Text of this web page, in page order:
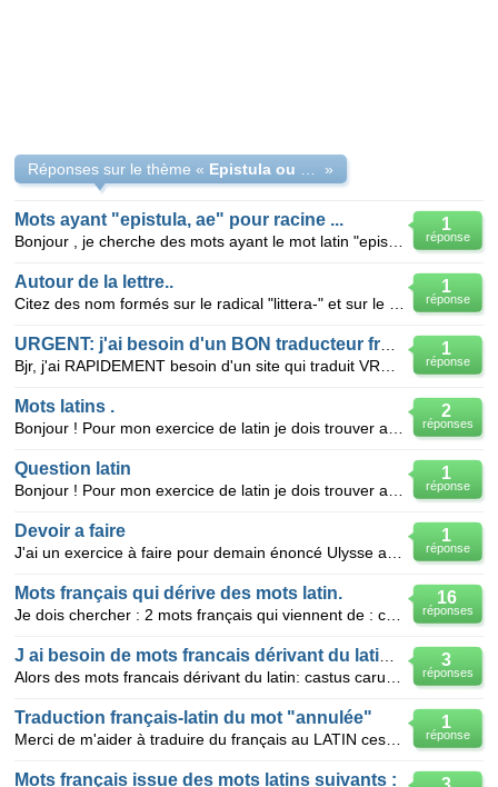
Réponses sur le thème « »
1
réponse
Mots ayant "epistula, ae" pour racine ...
1
réponse
Autour de la lettre..
1
réponse
2
réponses
Mots latins .
1
réponse
Question latin
1
réponse
Devoir a faire
16
réponses
Mots français qui dérive des mots latin.
3
réponses
1
réponse
Traduction français-latin du mot "annulée"
Mots français issue des mots latins suivants :